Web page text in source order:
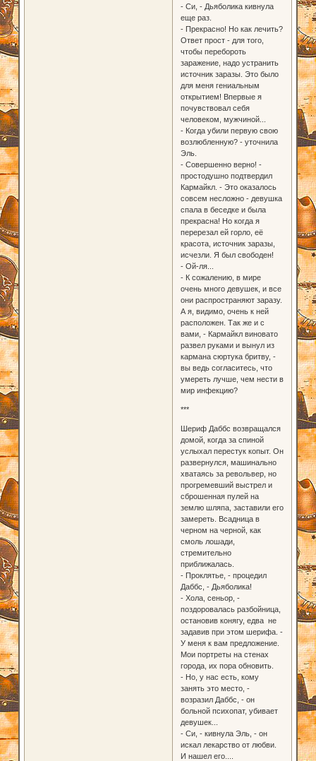
- Си, - Дьяболика кивнула
еще раз.
- Прекрасно! Но как лечить?
Ответ прост - для того,
чтобы перебороть
заражение, надо устранить
источник заразы. Это было
для меня гениальным
открытием! Впервые я
почувствовал себя
человеком, мужчиной...
- Когда убили первую свою
возлюбленную? - уточнила
Эль.
- Совершенно верно! -
простодушно подтвердил
Кармайкл. - Это оказалось
совсем несложно - девушка
спала в беседке и была
прекрасна! Но когда я
перерезал ей горло, её
красота, источник заразы,
исчезли. Я был свободен!
- Ой-ля...
- К сожалению, в мире
очень много девушек, и все
они распространяют заразу.
А я, видимо, очень к ней
расположен. Так же и с
вами, - Кармайкл виновато
развел руками и вынул из
кармана сюртука бритву, -
вы ведь согласитесь, что
умереть лучше, чем нести в
мир инфекцию?
***
Шериф Даббс возвращался
домой, когда за спиной
услыхал перестук копыт. Он
развернулся, машинально
хватаясь за револьвер, но
прогремевший выстрел и
сброшенная пулей на
землю шляпа, заставили его
замереть. Всадница в
черном на черной, как
смоль лошади,
стремительно
приближалась.
- Проклятье, - процедил
Даббс, - Дьяболика!
- Хола, сеньор, -
поздоровалась разбойница,
остановив конягу, едва не
задавив при этом шерифа. -
У меня к вам предложение.
Мои портреты на стенах
города, их пора обновить.
- Но, у нас есть, кому
занять это место, -
возразил Даббс, - он
больной психопат, убивает
девушек...
- Си, - кивнула Эль, - он
искал лекарство от любви.
И нашел его....